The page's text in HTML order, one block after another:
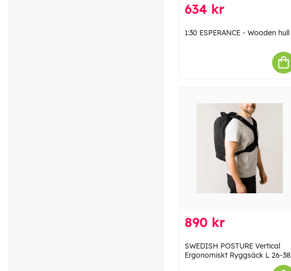
634 kr
1:30 ESPERANCE - Wooden hull
890 kr
SWEDISH POSTURE Vertical
Ergonomiskt Ryggsäck L 26-38l